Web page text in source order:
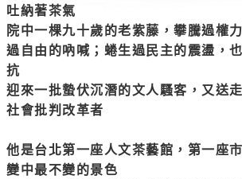
吐納著茶氣
院中一棵九十歲的老紫藤，攀騰過權
過自由的吶喊；蜷生過民主的震盪，
抗
迎來一批蟄伏沉潛的文人騷客，又送
社會批判改革者
他是台北第一座人文茶藝館，第一座
變中最不變的景色